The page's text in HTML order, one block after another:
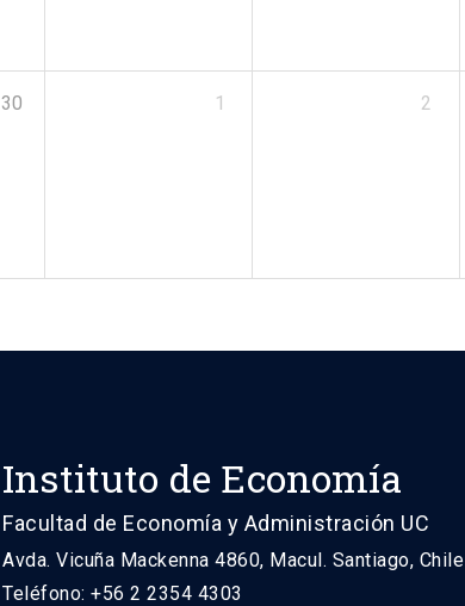
30 1 2
Instituto de Economía
Facultad de Economía y Administración UC
Avda. Vicuña Mackenna 4860, Macul. Santiago, Chile
Teléfono: +56 2 2354 4303